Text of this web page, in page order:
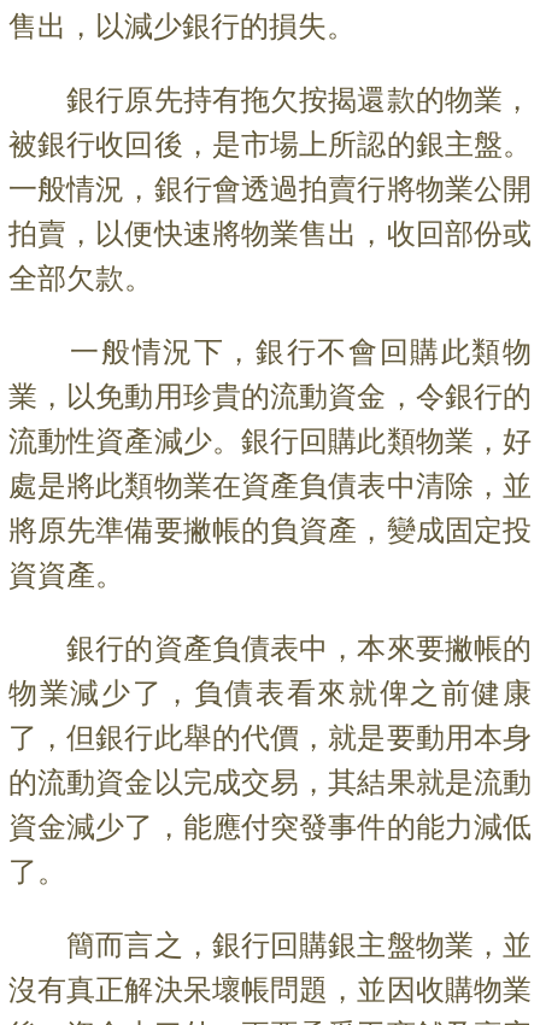
售出，以減少銀行的損失。
銀行原先持有拖欠按揭還款的物業，
被銀行收回後，是市場上所認的銀主盤。
一般情況，銀行會透過拍賣行將物業公開
拍賣，以便快速將物業售出，收回部份或
全部欠款。
一般情況下，銀行不會回購此類物
業，以免動用珍貴的流動資金，令銀行的
流動性資產減少。銀行回購此類物業，好
處是將此類物業在資產負債表中清除，並
將原先準備要撇帳的負資產，變成固定投
資資產。
銀行的資產負債表中，本來要撇帳的
物業減少了，負債表看來就俾之前健康
了，但銀行此舉的代價，就是要動用本身
的流動資金以完成交易，其結果就是流動
資金減少了，能應付突發事件的能力減低
了。
簡而言之，銀行回購銀主盤物業，並
沒有真正解決呆壞帳問題，並因收購物業